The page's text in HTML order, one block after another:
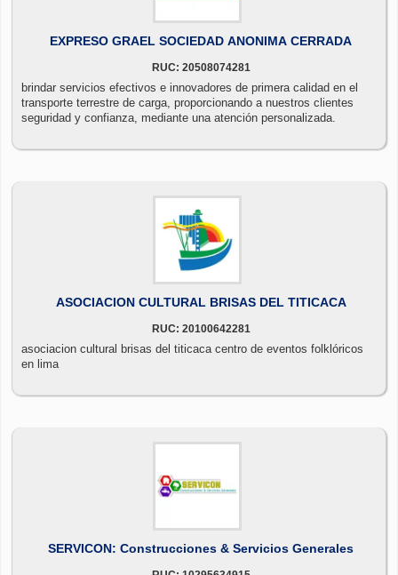
EXPRESO GRAEL SOCIEDAD ANONIMA CERRADA
RUC: 20508074281
brindar servicios efectivos e innovadores de primera calidad en el
transporte terrestre de carga, proporcionando a nuestros clientes
seguridad y confianza, mediante una atención personalizada.
ASOCIACION CULTURAL BRISAS DEL TITICACA
RUC: 20100642281
asociacion cultural brisas del titicaca centro de eventos folklóricos
en lima
SERVICON: Construcciones & Servicios Generales